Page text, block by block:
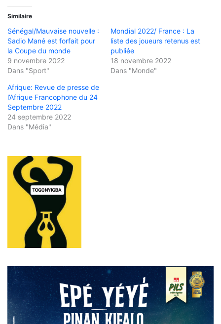
Similaire
Sénégal/Mauvaise nouvelle :
Sadio Mané est forfait pour
la Coupe du monde
9 novembre 2022
Dans "Sport"
Mondial 2022/ France : La
liste des joueurs retenus est
publiée
18 novembre 2022
Dans "Monde"
Afrique: Revue de presse de
l’Afrique Francophone du 24
Septembre 2022
24 septembre 2022
Dans "Média"